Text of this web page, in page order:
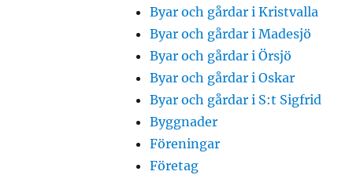
Byar och gårdar i Kristvalla
Byar och gårdar i Madesjö
Byar och gårdar i Örsjö
Byar och gårdar i Oskar
Byar och gårdar i S:t Sigfrid
Byggnader
Föreningar
Företag